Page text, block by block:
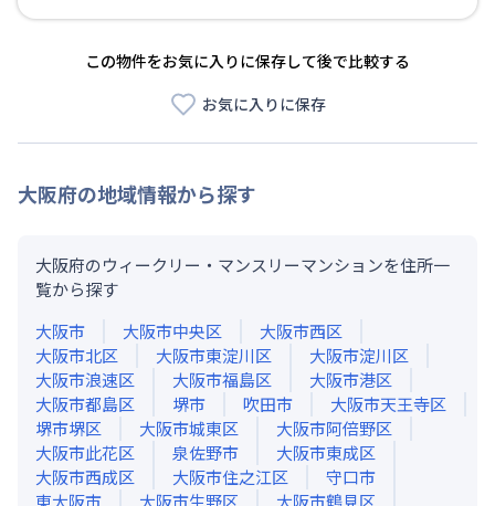
この物件をお気に入りに保存して後で比較する
お気に入りに保存
大阪府の地域情報から探す
大阪府のウィークリー・マンスリーマンションを住所一
覧から探す
大阪市
大阪市中央区
大阪市西区
大阪市北区
大阪市東淀川区
大阪市淀川区
大阪市浪速区
大阪市福島区
大阪市港区
大阪市都島区
堺市 吹田市
大阪市天王寺区
堺市堺区
大阪市城東区
大阪市阿倍野区
大阪市此花区
泉佐野市
大阪市東成区
大阪市西成区
大阪市住之江区
守口市
東大阪市
大阪市生野区
大阪市鶴見区